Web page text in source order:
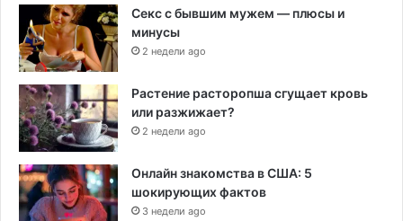
Секс с бывшим мужем — плюсы и
минусы
2 недели ago
Растение расторопша сгущает кровь
или разжижает?
2 недели ago
Онлайн знакомства в США: 5
шокирующих фактов
3 недели ago